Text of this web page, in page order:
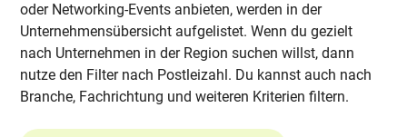
oder Networking-Events anbieten, werden in der
Unternehmensübersicht aufgelistet. Wenn du gezielt
nach Unternehmen in der Region suchen willst, dann
nutze den Filter nach Postleizahl. Du kannst auch nach
Branche, Fachrichtung und weiteren Kriterien filtern.